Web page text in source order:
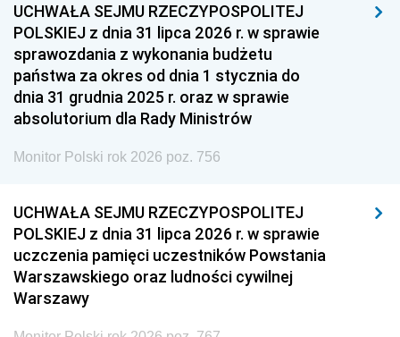
1954 1953 1952
1951 1950
1948 1947 1946
1939 1938
UCHWAŁA SEJMU RZECZYPOSPOLITEJ
POLSKIEJ z dnia 31 lipca 2026 r. w sprawie
sprawozdania z wykonania budżetu
państwa za okres od dnia 1 stycznia do
dnia 31 grudnia 2025 r. oraz w sprawie
absolutorium dla Rady Ministrów
Monitor Polski rok 2026 poz. 756
UCHWAŁA SEJMU RZECZYPOSPOLITEJ
POLSKIEJ z dnia 31 lipca 2026 r. w sprawie
uczczenia pamięci uczestników Powstania
Warszawskiego oraz ludności cywilnej
Warszawy